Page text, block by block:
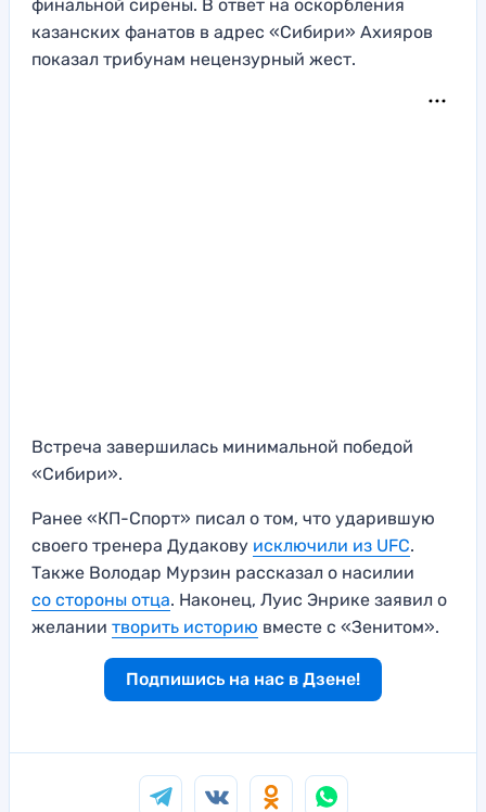
финальной сирены. В ответ на оскорбления
казанских фанатов в адрес «Сибири» Ахияров
показал трибунам нецензурный жест.
Встреча завершилась минимальной победой
«Сибири».
Ранее «КП-Спорт» писал о том, что ударившую
своего тренера Дудакову исключили из UFC.
Также Володар Мурзин рассказал о насилии
со стороны отца. Наконец, Луис Энрике заявил о
желании творить историю вместе с «Зенитом».
Подпишись на нас в Дзене!